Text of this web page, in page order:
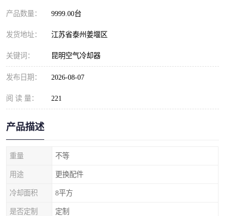
产品数量： 9999.00台
发货地址： 江苏省泰州姜堰区
关键词： 昆明空气冷却器
发布日期： 2026-08-07
阅 读 量： 221
产品描述
重量 不等
用途 更换配件
冷却面积 8平方
是否定制 定制